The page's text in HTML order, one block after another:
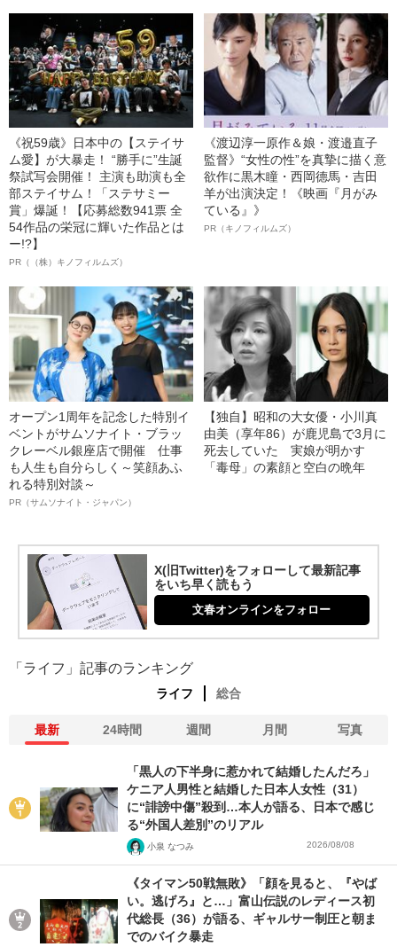
《祝59歳》日本中の【ステイサ
ム愛】が大暴走！ “勝手に”生誕
祭試写会開催！ 主演も助演も全
部ステイサム！「ステサミー
賞」爆誕！【応募総数941票 全
54作品の栄冠に輝いた作品とは
ー!?】
PR（（株）キノフィルムズ）
《渡辺淳一原作＆娘・渡邉直子
監督》“女性の性”を真摯に描く意
欲作に黒木瞳・西岡德馬・吉田
羊が出演決定！《映画『月がみ
ている』》
PR（キノフィルムズ）
オープン1周年を記念した特別イ
ベントがサムソナイト・ブラッ
クレーベル銀座店で開催 仕事
も人生も自分らしく～笑顔あふ
れる特別対談～
PR（サムソナイト・ジャパン）
【独自】昭和の大女優・小川真
由美（享年86）が鹿児島で3月に
死去していた 実娘が明かす
「毒母」の素顔と空白の晩年
X(旧Twitter)をフォローして最新記事
をいち早く読もう
文春オンラインをフォロー
「ライフ」記事のランキング
ライフ 総合
最新 24時間 週間 月間 写真
「黒人の下半身に惹かれて結婚したんだろ」
ケニア人男性と結婚した日本人女性（31）
に“誹謗中傷”殺到…本人が語る、日本で感じ
る“外国人差別”のリアル
小泉 なつみ 2026/08/08
《タイマン50戦無敗》「顔を見ると、『やば
い。逃げろ』と…」富山伝説のレディース初
代総長（36）が語る、ギャルサー制圧と朝ま
でのバイク暴走